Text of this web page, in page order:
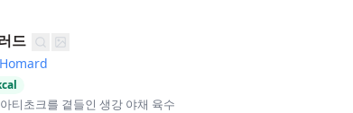
드
티초크를 곁들인 생강 야채 육수